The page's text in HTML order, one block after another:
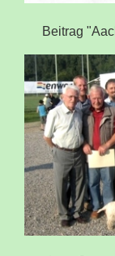
Beitrag